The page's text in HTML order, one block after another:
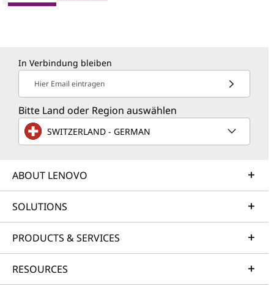
In Verbindung bleiben
Hier Email eintragen
Bitte Land oder Region auswählen
SWITZERLAND - GERMAN
ABOUT LENOVO
SOLUTIONS
PRODUCTS & SERVICES
RESOURCES